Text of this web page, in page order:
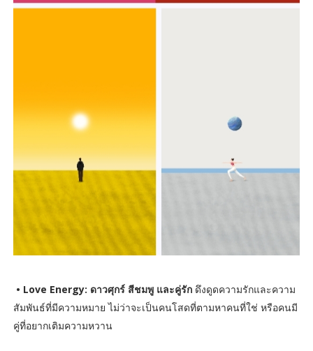
• Love Energy: ดาวศุกร์ สีชมพู และคู่รักดึงดูดความรักและความ
สัมพันธ์ที่มีความหมาย ไม่ว่าจะเป็นคนโสดที่ตามหาคนที่ใช่ หรือคนมี
คู่ที่อยากเติมความหวาน